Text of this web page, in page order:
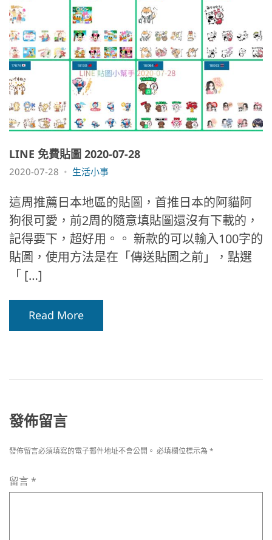
LINE 免費貼圖 2020-07-28
2020-07-28 生活小事
這周推薦日本地區的貼圖，首推日本的阿貓阿
狗很可愛，前2周的隨意填貼圖還沒有下載的，
記得要下，超好用。。 新款的可以輸入100字的
貼圖，使用方法是在「傳送貼圖之前」，點選
「 […]
Read More
發佈留言
發佈留言必須填寫的電子郵件地址不會公開。 必填欄位標示為 *
留言*